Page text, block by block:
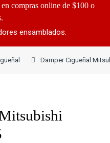
compras online de $100 o
ensamblados.
Damper Cigueñal